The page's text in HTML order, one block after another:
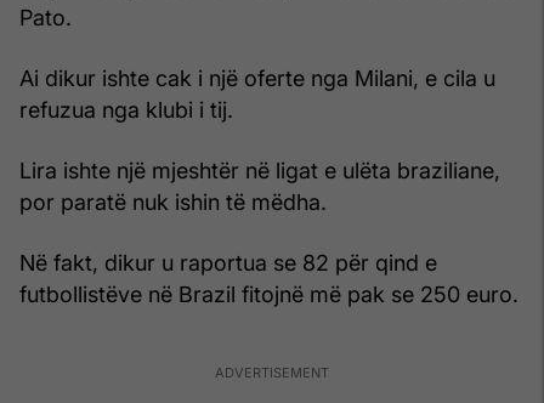
Pato.
Ai dikur ishte cak i një oferte nga Milani, e cila u
refuzua nga klubi i tij.
Lira ishte një mjeshtër në ligat e ulëta braziliane,
por paratë nuk ishin të mëdha.
Në fakt, dikur u raportua se 82 për qind e
futbollistëve në Brazil fitojnë më pak se 250 euro.